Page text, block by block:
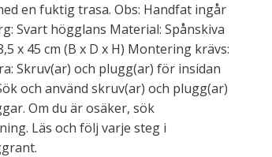
en fuktig trasa. Obs: Handfat ingår
Svart högglans Material: Spånskiva
x 45 cm (B x D x H) Montering krävs:
Skruv(ar) och plugg(ar) för insidan
och använd skruv(ar) och plugg(ar)
Om du är osäker, sök
Läs och följ varje steg i